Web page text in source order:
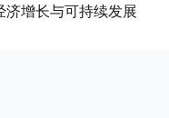
增长与可持续发展